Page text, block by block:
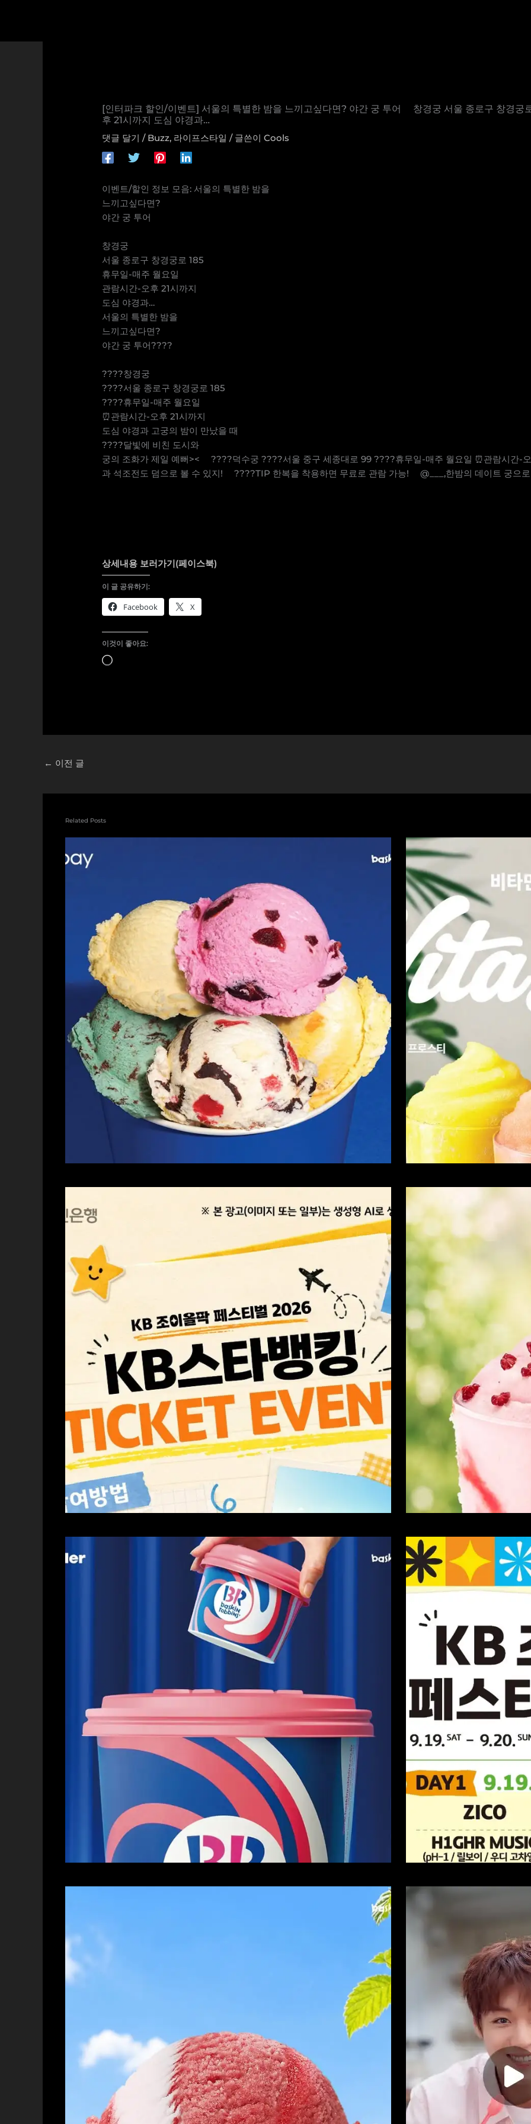
[인터파크 할인/이벤트] 서울의 특별한 밤을 느끼고싶다면? 야간 궁 투어 ⠀ 창경궁 서울 종로구 창경궁
후 21시까지 도심 야경과…
댓글 달기 / Buzz, 라이프스타일 / 글쓴이Cools
이벤트/할인 정보 모음: 서울의 특별한 밤을
느끼고싶다면?
야간 궁 투어
창경궁
서울 종로구 창경궁로 185
휴무일-매주 월요일
관람시간-오후 21시까지
도심 야경과…
서울의 특별한 밤을
느끼고싶다면?
야간 궁 투어????
????창경궁
????서울 종로구 창경궁로 185
????휴무일-매주 월요일
⏰관람시간-오후 21시까지
도심 야경과 고궁의 밤이 만났을 때
????달빛에 비친 도시와
궁의 조화가 제일 예뻐>< ⠀ ????덕수궁 ????서울 중구 세종대로 99 ????휴무일-매주 월요일 ⏰관람시간-
과 석조전도 덤으로 볼 수 있지! ⠀ ????TIP 한복을 착용하면 무료로 관람 가능! ⠀ @___,한밤의 데이트 궁으로
상세내용 보러가기(페이스북)
이 글 공유하기:
Facebook X
이것이 좋아요:
로
← 이전 글
Related Posts